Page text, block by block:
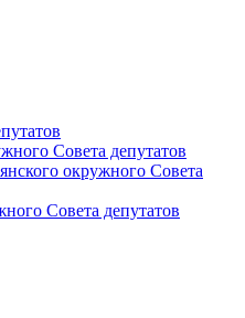
Совета депутатов
окружного Совета
Совета депутатов